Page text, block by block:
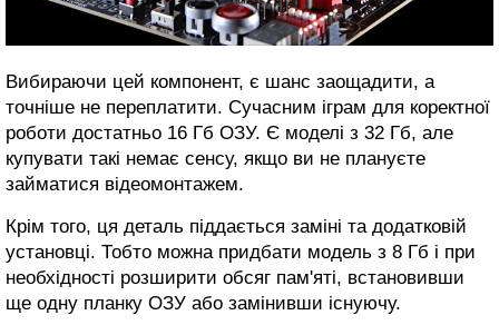
Вибираючи цей компонент, є шанс заощадити, а
точніше не переплатити. Сучасним іграм для коректної
роботи достатньо 16 Гб ОЗУ. Є моделі з 32 Гб, але
купувати такі немає сенсу, якщо ви не плануєте
займатися відеомонтажем.
Крім того, ця деталь піддається заміні та додатковій
установці. Тобто можна придбати модель з 8 Гб і при
необхідності розширити обсяг пам'яті, встановивши
ще одну планку ОЗУ або замінивши існуючу.